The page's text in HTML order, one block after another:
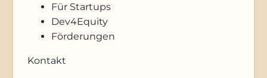
Für Startups
Dev4Equity
Förderungen
Kontakt